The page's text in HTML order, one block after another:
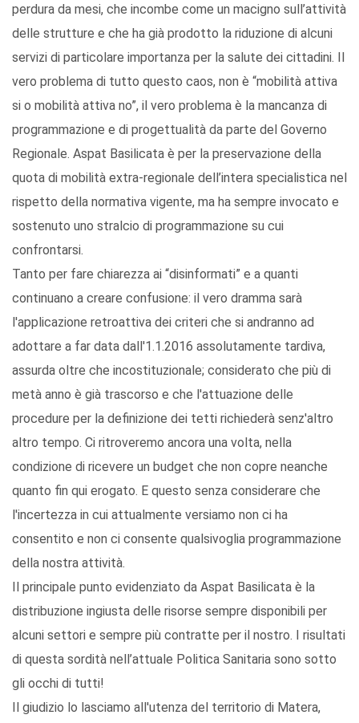
perdura da mesi, che incombe come un macigno sull’attività
delle strutture e che ha già prodotto la riduzione di alcuni
servizi di particolare importanza per la salute dei cittadini. Il
vero problema di tutto questo caos, non è “mobilità attiva
si o mobilità attiva no”, il vero problema è la mancanza di
programmazione e di progettualità da parte del Governo
Regionale. Aspat Basilicata è per la preservazione della
quota di mobilità extra-regionale dell’intera specialistica nel
rispetto della normativa vigente, ma ha sempre invocato e
sostenuto uno stralcio di programmazione su cui
confrontarsi.
Tanto per fare chiarezza ai “disinformati” e a quanti
continuano a creare confusione: il vero dramma sarà
l'applicazione retroattiva dei criteri che si andranno ad
adottare a far data dall'1.1.2016 assolutamente tardiva,
assurda oltre che incostituzionale; considerato che più di
metà anno è già trascorso e che l'attuazione delle
procedure per la definizione dei tetti richiederà senz'altro
altro tempo. Ci ritroveremo ancora una volta, nella
condizione di ricevere un budget che non copre neanche
quanto fin qui erogato. E questo senza considerare che
l'incertezza in cui attualmente versiamo non ci ha
consentito e non ci consente qualsivoglia programmazione
della nostra attività.
Il principale punto evidenziato da Aspat Basilicata è la
distribuzione ingiusta delle risorse sempre disponibili per
alcuni settori e sempre più contratte per il nostro. I risultati
di questa sordità nell’attuale Politica Sanitaria sono sotto
gli occhi di tutti!
Il giudizio lo lasciamo all'utenza del territorio di Matera,